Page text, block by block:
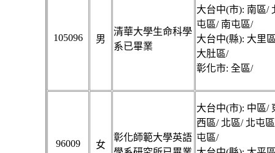
105096 男
清華大學生命科學
系已畢業
大台中(市): 南區/
屯區/ 南屯區/
大台中(縣): 大里
大肚區/
彰化市: 全區/
96009 女
彰化師範大學英語
大台中(市): 中區/
西區/ 北區/ 北屯
屯區/